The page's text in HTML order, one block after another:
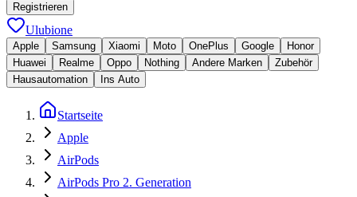
Registrieren
Ulubione
Apple Samsung Xiaomi Moto OnePlus Google
Honor
Huawei
Realme Oppo Nothing Andere Marken
Zubehör
Hausautomation
Ins Auto
Startseite
Apple
AirPods
AirPods Pro 2. Generation